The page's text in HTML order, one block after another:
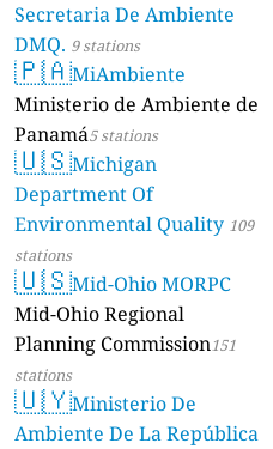
Secretaria De Ambiente
DMQ. 9 stations
🇵🇦MiAmbiente
Ministerio de Ambiente de
Panamá5 stations
🇺🇸Michigan
Department Of
Environmental Quality 109
stations
🇺🇸Mid-Ohio MORPC
Mid-Ohio Regional
Planning Commission151
stations
🇺🇾Ministerio De
Ambiente De La República